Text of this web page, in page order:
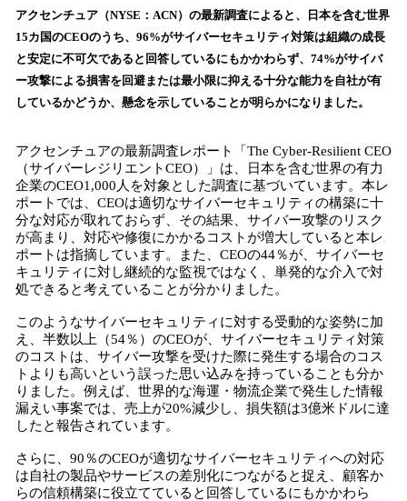
！
数
を
読
込
中
で
す
アクセンチュア（NYSE：ACN）の最新調査によると、日本を含む世界
15カ国のCEOのうち、96%がサイバーセキュリティ対策は組織の成長
と安定に不可欠であると回答しているにもかかわらず、74%がサイバ
ー攻撃による損害を回避または最小限に抑える十分な能力を自社が有
しているかどうか、懸念を示していることが明らかになりました。
アクセンチュアの最新調査レポート「The Cyber-Resilient CEO
（サイバーレジリエントCEO）」は、日本を含む世界の有力
企業のCEO1,000人を対象とした調査に基づいています。本レ
ポートでは、CEOは適切なサイバーセキュリティの構築に十
分な対応が取れておらず、その結果、サイバー攻撃のリスク
が高まり、対応や修復にかかるコストが増大していると本レ
ポートは指摘しています。また、CEOの44％が、サイバーセ
キュリティに対し継続的な監視ではなく、単発的な介入で対
処できると考えていることが分かりました。
このようなサイバーセキュリティに対する受動的な姿勢に加
え、半数以上（54％）のCEOが、サイバーセキュリティ対策
のコストは、サイバー攻撃を受けた際に発生する場合のコス
トよりも高いという誤った思い込みを持っていることも分か
りました。例えば、世界的な海運・物流企業で発生した情報
漏えい事案では、売上が20%減少し、損失額は3億米ドルに達
したと報告されています。
さらに、90％のCEOが適切なサイバーセキュリティへの対応
は自社の製品やサービスの差別化につながると捉え、顧客か
らの信頼構築に役立てていると回答しているにもかかわら